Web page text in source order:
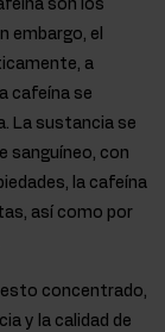
son los
embargo, el
a
cafeína se
La sustancia se
sanguíneo, con
la cafeína
así como por
concentrado,
y la calidad de